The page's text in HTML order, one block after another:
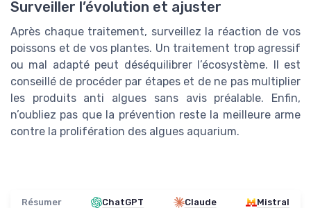
Surveiller l’évolution et ajuster
Après chaque traitement, surveillez la réaction de vos
poissons et de vos plantes. Un traitement trop agressif
ou mal adapté peut déséquilibrer l’écosystème. Il est
conseillé de procéder par étapes et de ne pas multiplier
les produits anti algues sans avis préalable. Enfin,
n’oubliez pas que la prévention reste la meilleure arme
contre la prolifération des algues aquarium.
Résumer ChatGPT Claude Mistral